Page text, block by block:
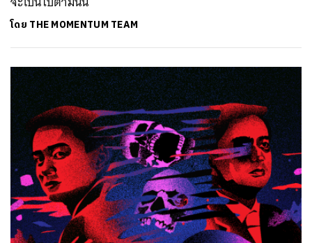
โดย THE MOMENTUM TEAM